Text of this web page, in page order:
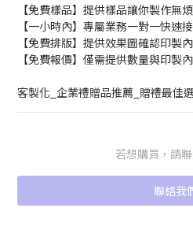
【免費樣品】提供樣品讓你製作無
【一小時內】專屬業務一對一快速
【免費排版】提供效果圖確認印製
【免費報價】僅需提供數量與印製
客製化_企業禮贈品推薦_贈禮最佳
若想購買，請
聯絡我